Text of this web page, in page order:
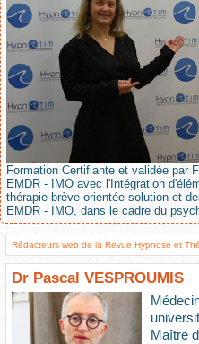
Formation Certifiante et validée par
EMDR - IMO avec l'Intégration
thérapie brève orientée solution et
EMDR - IMO, dans le cadre du
Rédacteurs web de la Revue Hypnose et
Dr Pascal VESPROUMIS
Maître